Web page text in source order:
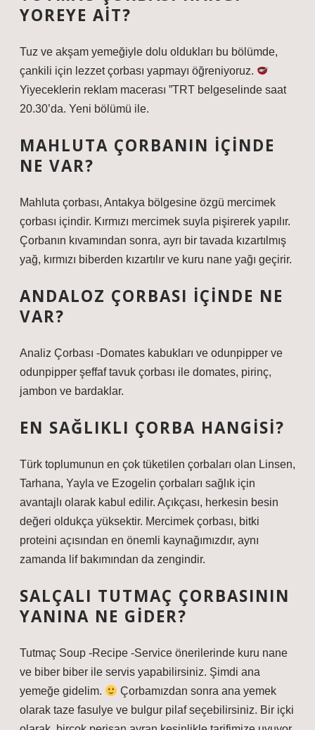
YOREYE AIT?
Tuz ve akşam yemeğiyle dolu oldukları bu bölümde,
çankili için lezzet çorbası yapmayı öğreniyoruz.
Yiyeceklerin reklam macerası ”TRT belgeselinde saat
20.30’da. Yeni bölümü ile.
MAHLUTA ÇORBANIN IÇINDE
NE VAR?
Mahluta çorbası, Antakya bölgesine özgü mercimek
çorbası içindir. Kırmızı mercimek suyla pişirerek yapılır.
Çorbanın kıvamından sonra, ayrı bir tavada kızartılmış
yağ, kırmızı biberden kızartılır ve kuru nane yağı geçirir.
ANDALOZ ÇORBASI IÇINDE NE
VAR?
Analiz Çorbası -Domates kabukları ve odunpipper ve
odunpipper şeffaf tavuk çorbası ile domates, pirinç,
jambon ve bardaklar.
EN SAĞLIKLI ÇORBA HANGISI?
Türk toplumunun en çok tüketilen çorbaları olan Linsen,
Tarhana, Yayla ve Ezogelin çorbaları sağlık için
avantajlı olarak kabul edilir. Açıkçası, herkesin besin
değeri oldukça yüksektir. Mercimek çorbası, bitki
proteini açısından en önemli kaynağımızdır, aynı
zamanda lif bakımından da zengindir.
SALÇALI TUTMAÇ ÇORBASININ
YANINA NE GIDER?
Tutmaç Soup -Recipe -Service önerilerinde kuru nane
ve biber biber ile servis yapabilirsiniz. Şimdi ana
yemeğe gidelim.
Çorbamızdan sonra ana yemek
olarak taze fasulye ve bulgur pilaf seçebilirsiniz. Bir içki